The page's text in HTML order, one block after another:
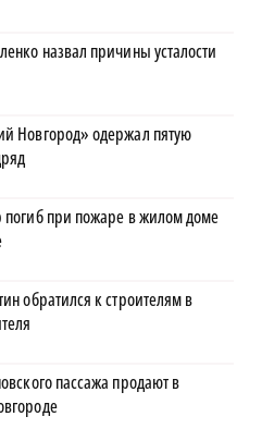
назвал причины усталости
Новгород» одержал пятую
погиб при пожаре в жилом доме
обратился к строителям в
пассажа продают в